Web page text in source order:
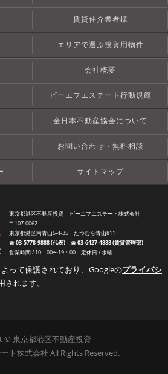
賃貸仲介業者様
エリアで選ぶ投資用物件
会社概要
ビーエフエステート行動規範
全日本不動産協会について
お問い合わせ・無料相談
サイトマップ
東京都港区不動産投資 │ ビーエフエステート株式会社
〒107-0062
東京都港区南青山5-4-35 たつむら青山811
☎︎03-5778-9888 (代表)☎︎03-6427-4888 (賃貸管理部)
営業時間 / 10：00〜19：00 定休日 / 水曜
って保護されており、Googleのプライバシ
されます。
© 東京都港区不動産投資
ト株式会社 All Rights Reserved.